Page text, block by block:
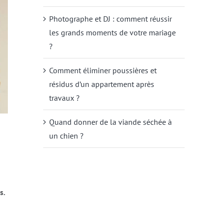
Photographe et DJ : comment réussir
les grands moments de votre mariage
?
Comment éliminer poussières et
résidus d’un appartement après
travaux ?
Quand donner de la viande séchée à
un chien ?